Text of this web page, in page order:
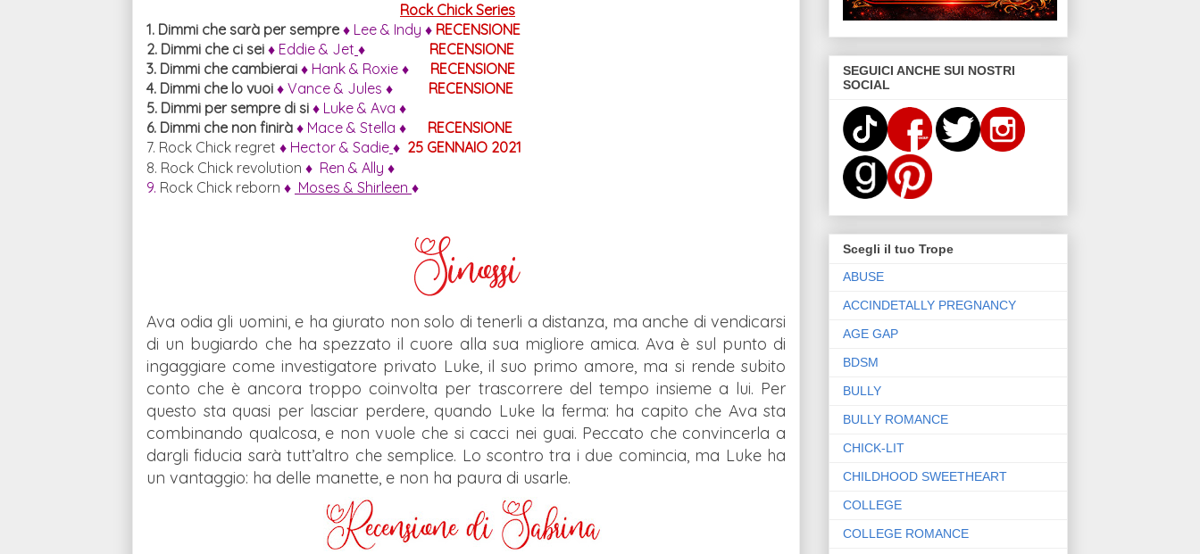
Rock Chick Series
1. Dimmi che sarà per sempre ♦ Lee & Indy ♦ RECENSIONE
2. Dimmi che ci sei ♦ Eddie & Jet ♦
RECENSIONE
3. Dimmi che cambierai ♦ Hank & Roxie ♦
RECENSIONE
4. Dimmi che lo vuoi ♦ Vance & Jules ♦
RECENSIONE
5. Dimmi per sempre di si ♦ Luke & Ava ♦
6. Dimmi che non finirà ♦ Mace & Stella ♦
RECENSIONE
7. Rock Chick regret ♦ Hector & Sadie ♦ 25 GENNAIO 2021
8. Rock Chick revolution ♦ Ren & Ally ♦
9. Rock Chick reborn ♦ Moses & Shirleen ♦
Ava odia gli uomini, e ha giurato non solo di tenerli a distanza, ma anche di vendicarsi
di un bugiardo che ha spezzato il cuore alla sua migliore amica. Ava è sul punto di
ingaggiare come investigatore privato Luke, il suo primo amore, ma si rende subito
conto che è ancora troppo coinvolta per trascorrere del tempo insieme a lui. Per
questo sta quasi per lasciar perdere, quando Luke la ferma: ha capito che Ava sta
combinando qualcosa, e non vuole che si cacci nei guai. Peccato che convincerla a
dargli fiducia sarà tutt’altro che semplice. Lo scontro tra i due comincia, ma Luke ha
un vantaggio: ha delle manette, e non ha paura di usarle.
SEGUICI ANCHE SUI NOSTRI
SOCIAL
Scegli il tuo Trope
ABUSE
ACCINDETALLY PREGNANCY
AGE GAP
BDSM
BULLY
BULLY ROMANCE
CHICK-LIT
CHILDHOOD SWEETHEART
COLLEGE
COLLEGE ROMANCE